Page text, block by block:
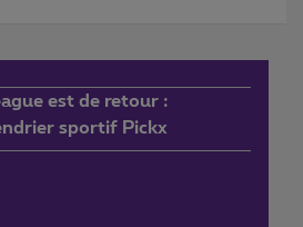
est de retour :
sportif Pickx